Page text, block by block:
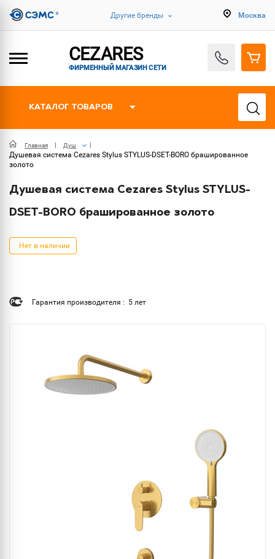
Другие бренды Москва
CEZARES
ФИРМЕННЫЙ МАГАЗИН СЕТИ
КАТАЛОГ ТОВАРОВ
Главная Душ
Душевая система Cezares Stylus STYLUS-DSET-BORO брашированное
золото
Душевая система Cezares Stylus STYLUS-
DSET-BORO брашированное золото
Нет в наличии
Гарантия производителя : 5 лет